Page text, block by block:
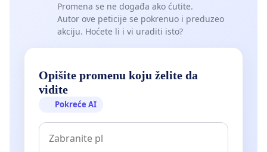
Promena se ne događa ako ćutite.
Autor ove peticije se pokrenuo i preduzeo
akciju. Hoćete li i vi uraditi isto?
Opišite promenu koju želite da
vidite
Pokreće AI